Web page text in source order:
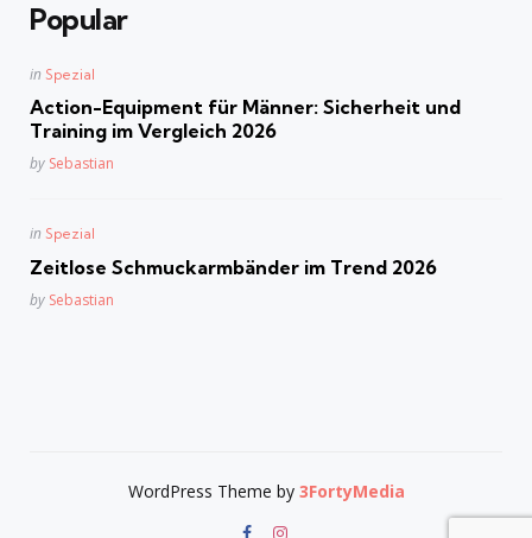
Popular
Posted
in Spezial
Action-Equipment für Männer: Sicherheit und
Training im Vergleich 2026
Posted
by Sebastian
Posted
in Spezial
Zeitlose Schmuckarmbänder im Trend 2026
Posted
by Sebastian
WordPress Theme by 3FortyMedia